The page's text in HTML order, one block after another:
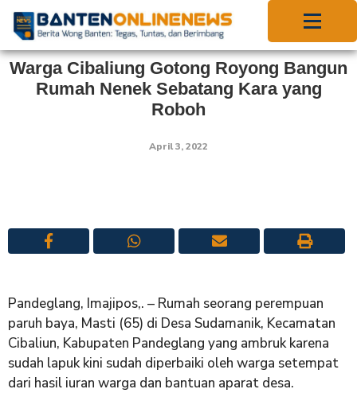
Warga Cibaliung Gotong Royong Bangun
Rumah Nenek Sebatang Kara yang
Roboh
April 3, 2022
Pandeglang, Imajipos,. – Rumah seorang perempuan
paruh baya, Masti (65) di Desa Sudamanik, Kecamatan
Cibaliun, Kabupaten Pandeglang yang ambruk karena
sudah lapuk kini sudah diperbaiki oleh warga setempat
dari hasil iuran warga dan bantuan aparat desa.